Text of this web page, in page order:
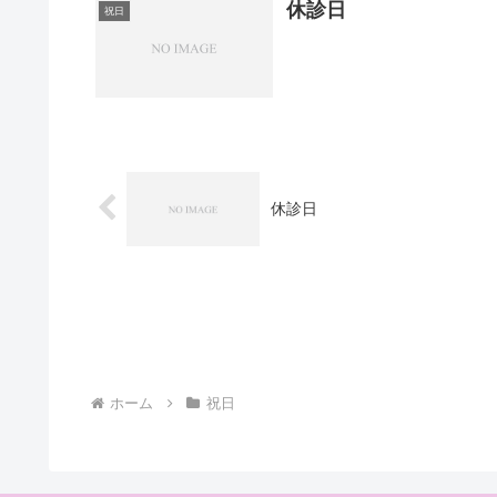
祝日 休診日
休診日
ホーム 祝日